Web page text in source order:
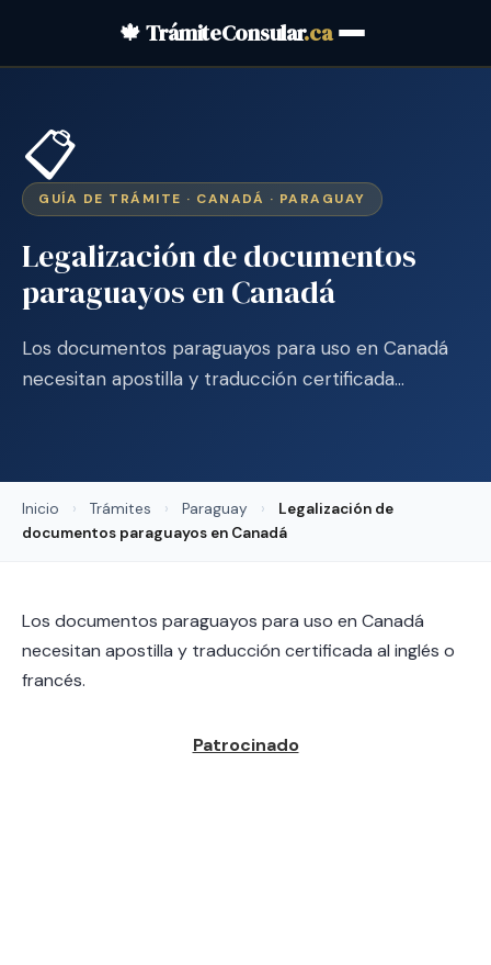
🍁 TrámiteConsular.ca
📋
GUÍA DE TRÁMITE · CANADÁ · PARAGUAY
Legalización de documentos
paraguayos en Canadá
Los documentos paraguayos para uso en Canadá
necesitan apostilla y traducción certificada…
Inicio › Trámites › Paraguay ›
Legalización de
documentos paraguayos en Canadá
Los documentos paraguayos para uso en Canadá
necesitan apostilla y traducción certificada al inglés o
francés.